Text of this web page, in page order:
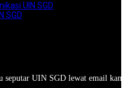
UIN SGD
SGD
seputar UIN SGD lewat email